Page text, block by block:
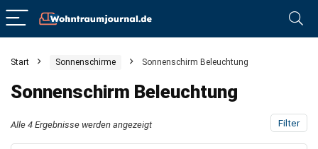
Start Sonnenschirme Sonnenschirm Beleuchtung
Sonnenschirm Beleuchtung
Filter
Alle 4 Ergebnisse werden angezeigt